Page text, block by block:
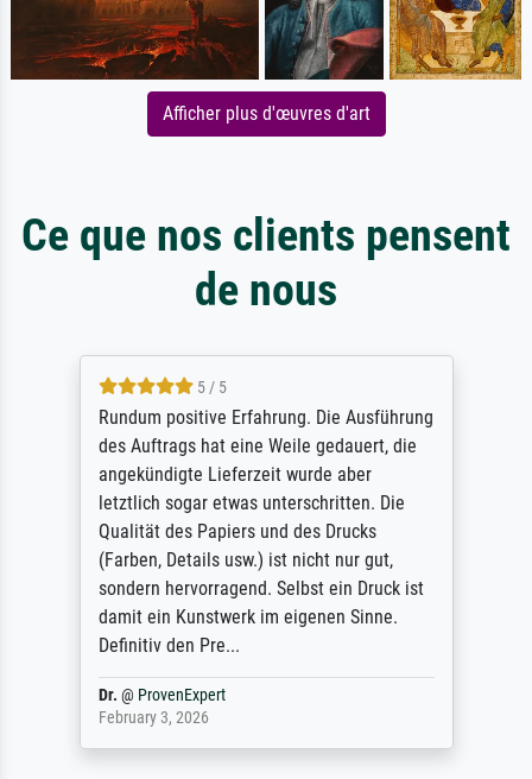
Afficher plus d'œuvres d'art
Ce que nos clients pensent
de nous
5 / 5
Rundum positive Erfahrung. Die Ausführung
des Auftrags hat eine Weile gedauert, die
angekündigte Lieferzeit wurde aber
letztlich sogar etwas unterschritten. Die
Qualität des Papiers und des Drucks
(Farben, Details usw.) ist nicht nur gut,
sondern hervorragend. Selbst ein Druck ist
damit ein Kunstwerk im eigenen Sinne.
Definitiv den Pre...
Dr. @ ProvenExpert
February 3, 2026